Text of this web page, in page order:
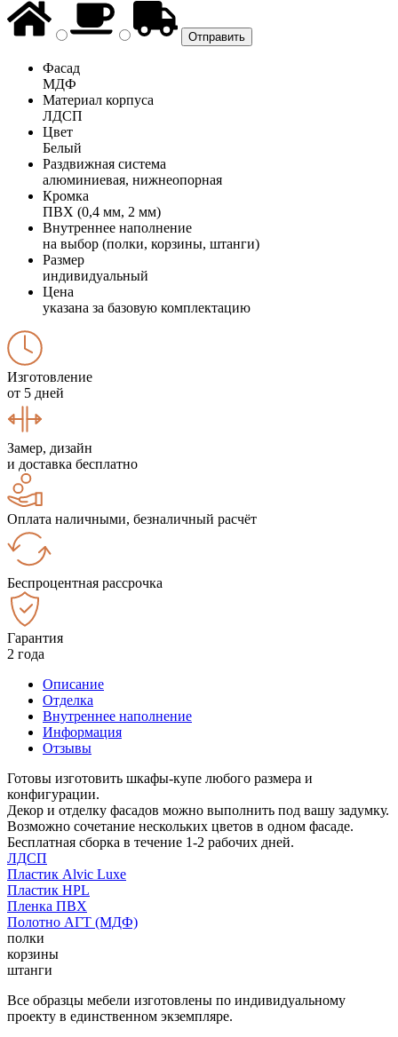
Фасад
МДФ
Материал корпуса
ЛДСП
Цвет
Белый
Раздвижная система
алюминиевая, нижнеопорная
Кромка
ПВХ (0,4 мм, 2 мм)
Внутреннее наполнение
на выбор (полки, корзины, штанги)
Размер
индивидуальный
Цена
указана за базовую комплектацию
Изготовление
от 5 дней
Замер, дизайн
и доставка бесплатно
Оплата наличными, безналичный расчёт
Беспроцентная рассрочка
Гарантия
2 года
Описание
Отделка
Внутреннее наполнение
Информация
Отзывы
Готовы изготовить шкафы-купе любого размера и
конфигурации.
Декор и отделку фасадов можно выполнить под вашу задумку.
Возможно сочетание нескольких цветов в одном фасаде.
Бесплатная сборка в течение 1-2 рабочих дней.
ЛДСП
Пластик Alvic Luxe
Пластик HPL
Пленка ПВХ
Полотно АГТ (МДФ)
полки
корзины
штанги
Все образцы мебели изготовлены по индивидуальному
проекту в единственном экземпляре.